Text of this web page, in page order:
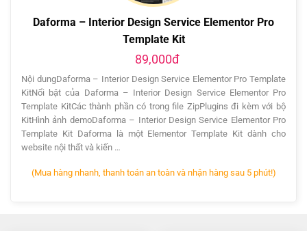
Daforma – Interior Design Service Elementor Pro
Template Kit
89,000đ
Nội dungDaforma – Interior Design Service Elementor Pro Template
KitNổi bật của Daforma – Interior Design Service Elementor Pro
Template KitCác thành phần có trong file ZipPlugins đi kèm với bộ
KitHình ảnh demoDaforma – Interior Design Service Elementor Pro
Template Kit Daforma là một Elementor Template Kit dành cho
website nội thất và kiến …
(Mua hàng nhanh, thanh toán an toàn và nhận hàng sau 5 phút!)